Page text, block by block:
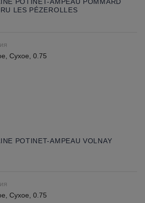
LES PÉZEROLLES
Сухое, 0.75
POTINET-AMPEAU VOLNAY
Сухое, 0.75